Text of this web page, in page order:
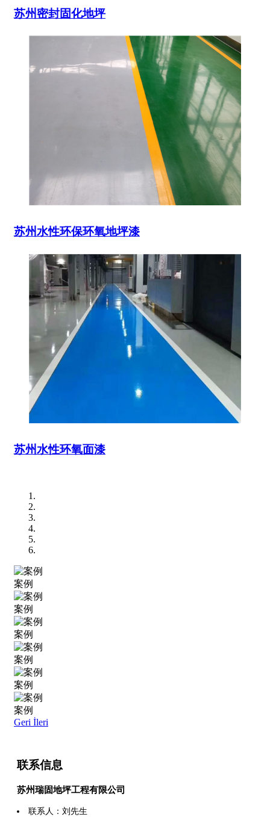
苏州密封固化地坪
苏州水性环保环氧地坪漆
苏州水性环氧面漆
案例
案例
案例
案例
案例
案例
Geri İleri
联系信息
苏州瑞固地坪工程有限公司
联系人：刘先生